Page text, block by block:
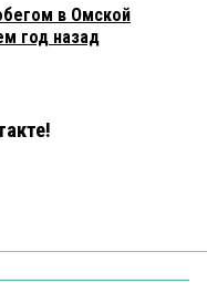
в Омской
год назад